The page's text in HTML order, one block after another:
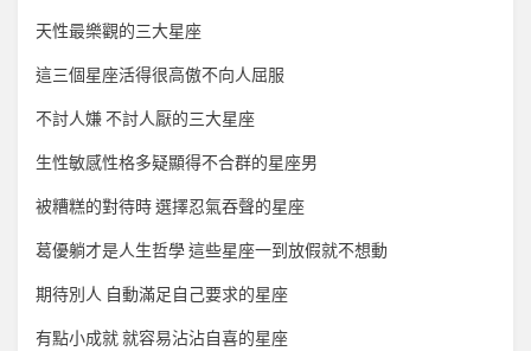
天性最樂觀的三大星座
這三個星座活得很高傲不向人屈服
不討人嫌 不討人厭的三大星座
生性敏感性格多疑顯得不合群的星座男
被糟糕的對待時 選擇忍氣吞聲的星座
葛優躺才是人生哲學 這些星座一到放假就不想動
期待別人 自動滿足自己要求的星座
有點小成就 就容易沾沾自喜的星座